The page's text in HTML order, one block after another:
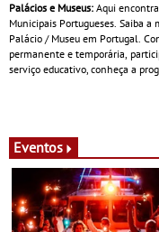
Palácios e Museus: Aqui
Municipais Portugueses. Saiba a
Palácio / Museu em Portugal.
permanente e temporária,
serviço educativo, conheça a
Eventos